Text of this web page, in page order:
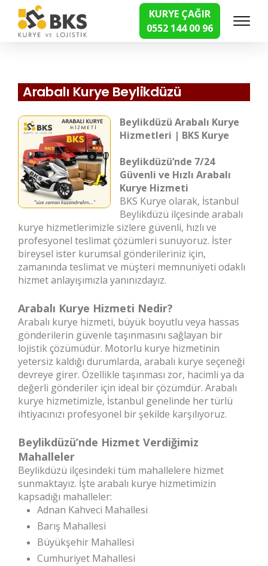
KURYE ÇAĞIR
0552 144 00 96
Hızlı Kurye Hizmetleri
Arabalı Kurye Beylikdüzü
Beylikdüzü Arabalı Kurye
Hizmetleri | BKS Kurye
Beylikdüzü’nde 7/24
Güvenli ve Hızlı Arabalı
Kurye Hizmeti
BKS Kurye olarak, İstanbul
Beylikdüzü ilçesinde arabalı
kurye hizmetlerimizle sizlere güvenli, hızlı ve
profesyonel teslimat çözümleri sunuyoruz. İster
bireysel ister kurumsal gönderileriniz için,
zamanında teslimat ve müşteri memnuniyeti odaklı
hizmet anlayışımızla yanınızdayız.
Arabalı Kurye Hizmeti Nedir?
Arabalı kurye hizmeti, büyük boyutlu veya hassas
gönderilerin güvenle taşınmasını sağlayan bir
lojistik çözümüdür. Motorlu kurye hizmetinin
yetersiz kaldığı durumlarda, arabalı kurye seçeneği
devreye girer. Özellikle taşınması zor, hacimli ya da
değerli gönderiler için ideal bir çözümdür. Arabalı
kurye hizmetimizle, İstanbul genelinde her türlü
ihtiyacınızı profesyonel bir şekilde karşılıyoruz.
Beylikdüzü’nde Hizmet Verdiğimiz
Mahalleler
Beylikdüzü ilçesindeki tüm mahallelere hizmet
sunmaktayız. İşte arabalı kurye hizmetimizin
kapsadığı mahalleler:
Adnan Kahveci Mahallesi
Barış Mahallesi
Büyükşehir Mahallesi
Cumhuriyet Mahallesi